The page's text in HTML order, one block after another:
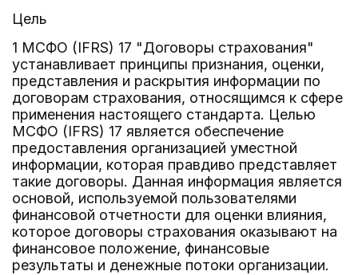
Цель
1 МСФО (IFRS) 17 "Договоры страхования"
устанавливает принципы признания, оценки,
представления и раскрытия информации по
договорам страхования, относящимся к сфере
применения настоящего стандарта. Целью
МСФО (IFRS) 17 является обеспечение
предоставления организацией уместной
информации, которая правдиво представляет
такие договоры. Данная информация является
основой, используемой пользователями
финансовой отчетности для оценки влияния,
которое договоры страхования оказывают на
финансовое положение, финансовые
результаты и денежные потоки организации.